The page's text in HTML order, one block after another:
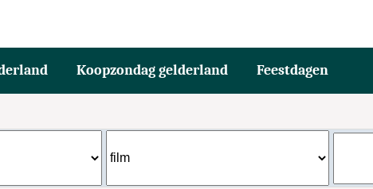
Koopzondag gelderland Feestdagen